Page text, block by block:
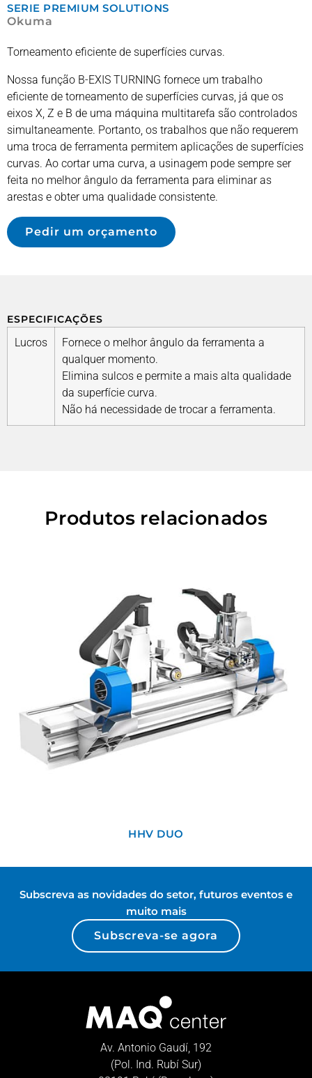
SERIE PREMIUM SOLUTIONS
Okuma
Torneamento eficiente de superfícies curvas.
Nossa função B-EXIS TURNING fornece um trabalho
eficiente de torneamento de superfícies curvas, já que os
eixos X, Z e B de uma máquina multitarefa são controlados
simultaneamente. Portanto, os trabalhos que não requerem
uma troca de ferramenta permitem aplicações de superfícies
curvas. Ao cortar uma curva, a usinagem pode sempre ser
feita no melhor ângulo da ferramenta para eliminar as
arestas e obter uma qualidade consistente.
Pedir um orçamento
ESPECIFICAÇÕES
Lucros
Fornece o melhor ângulo da ferramenta a
qualquer momento.
Elimina sulcos e permite a mais alta qualidade
da superfície curva.
Não há necessidade de trocar a ferramenta.
Produtos relacionados
HHV DUO
Subscreva as novidades do setor, futuros eventos e
muito mais
Subscreva-se agora
Av. Antonio Gaudí, 192
(Pol. Ind. Rubí Sur)